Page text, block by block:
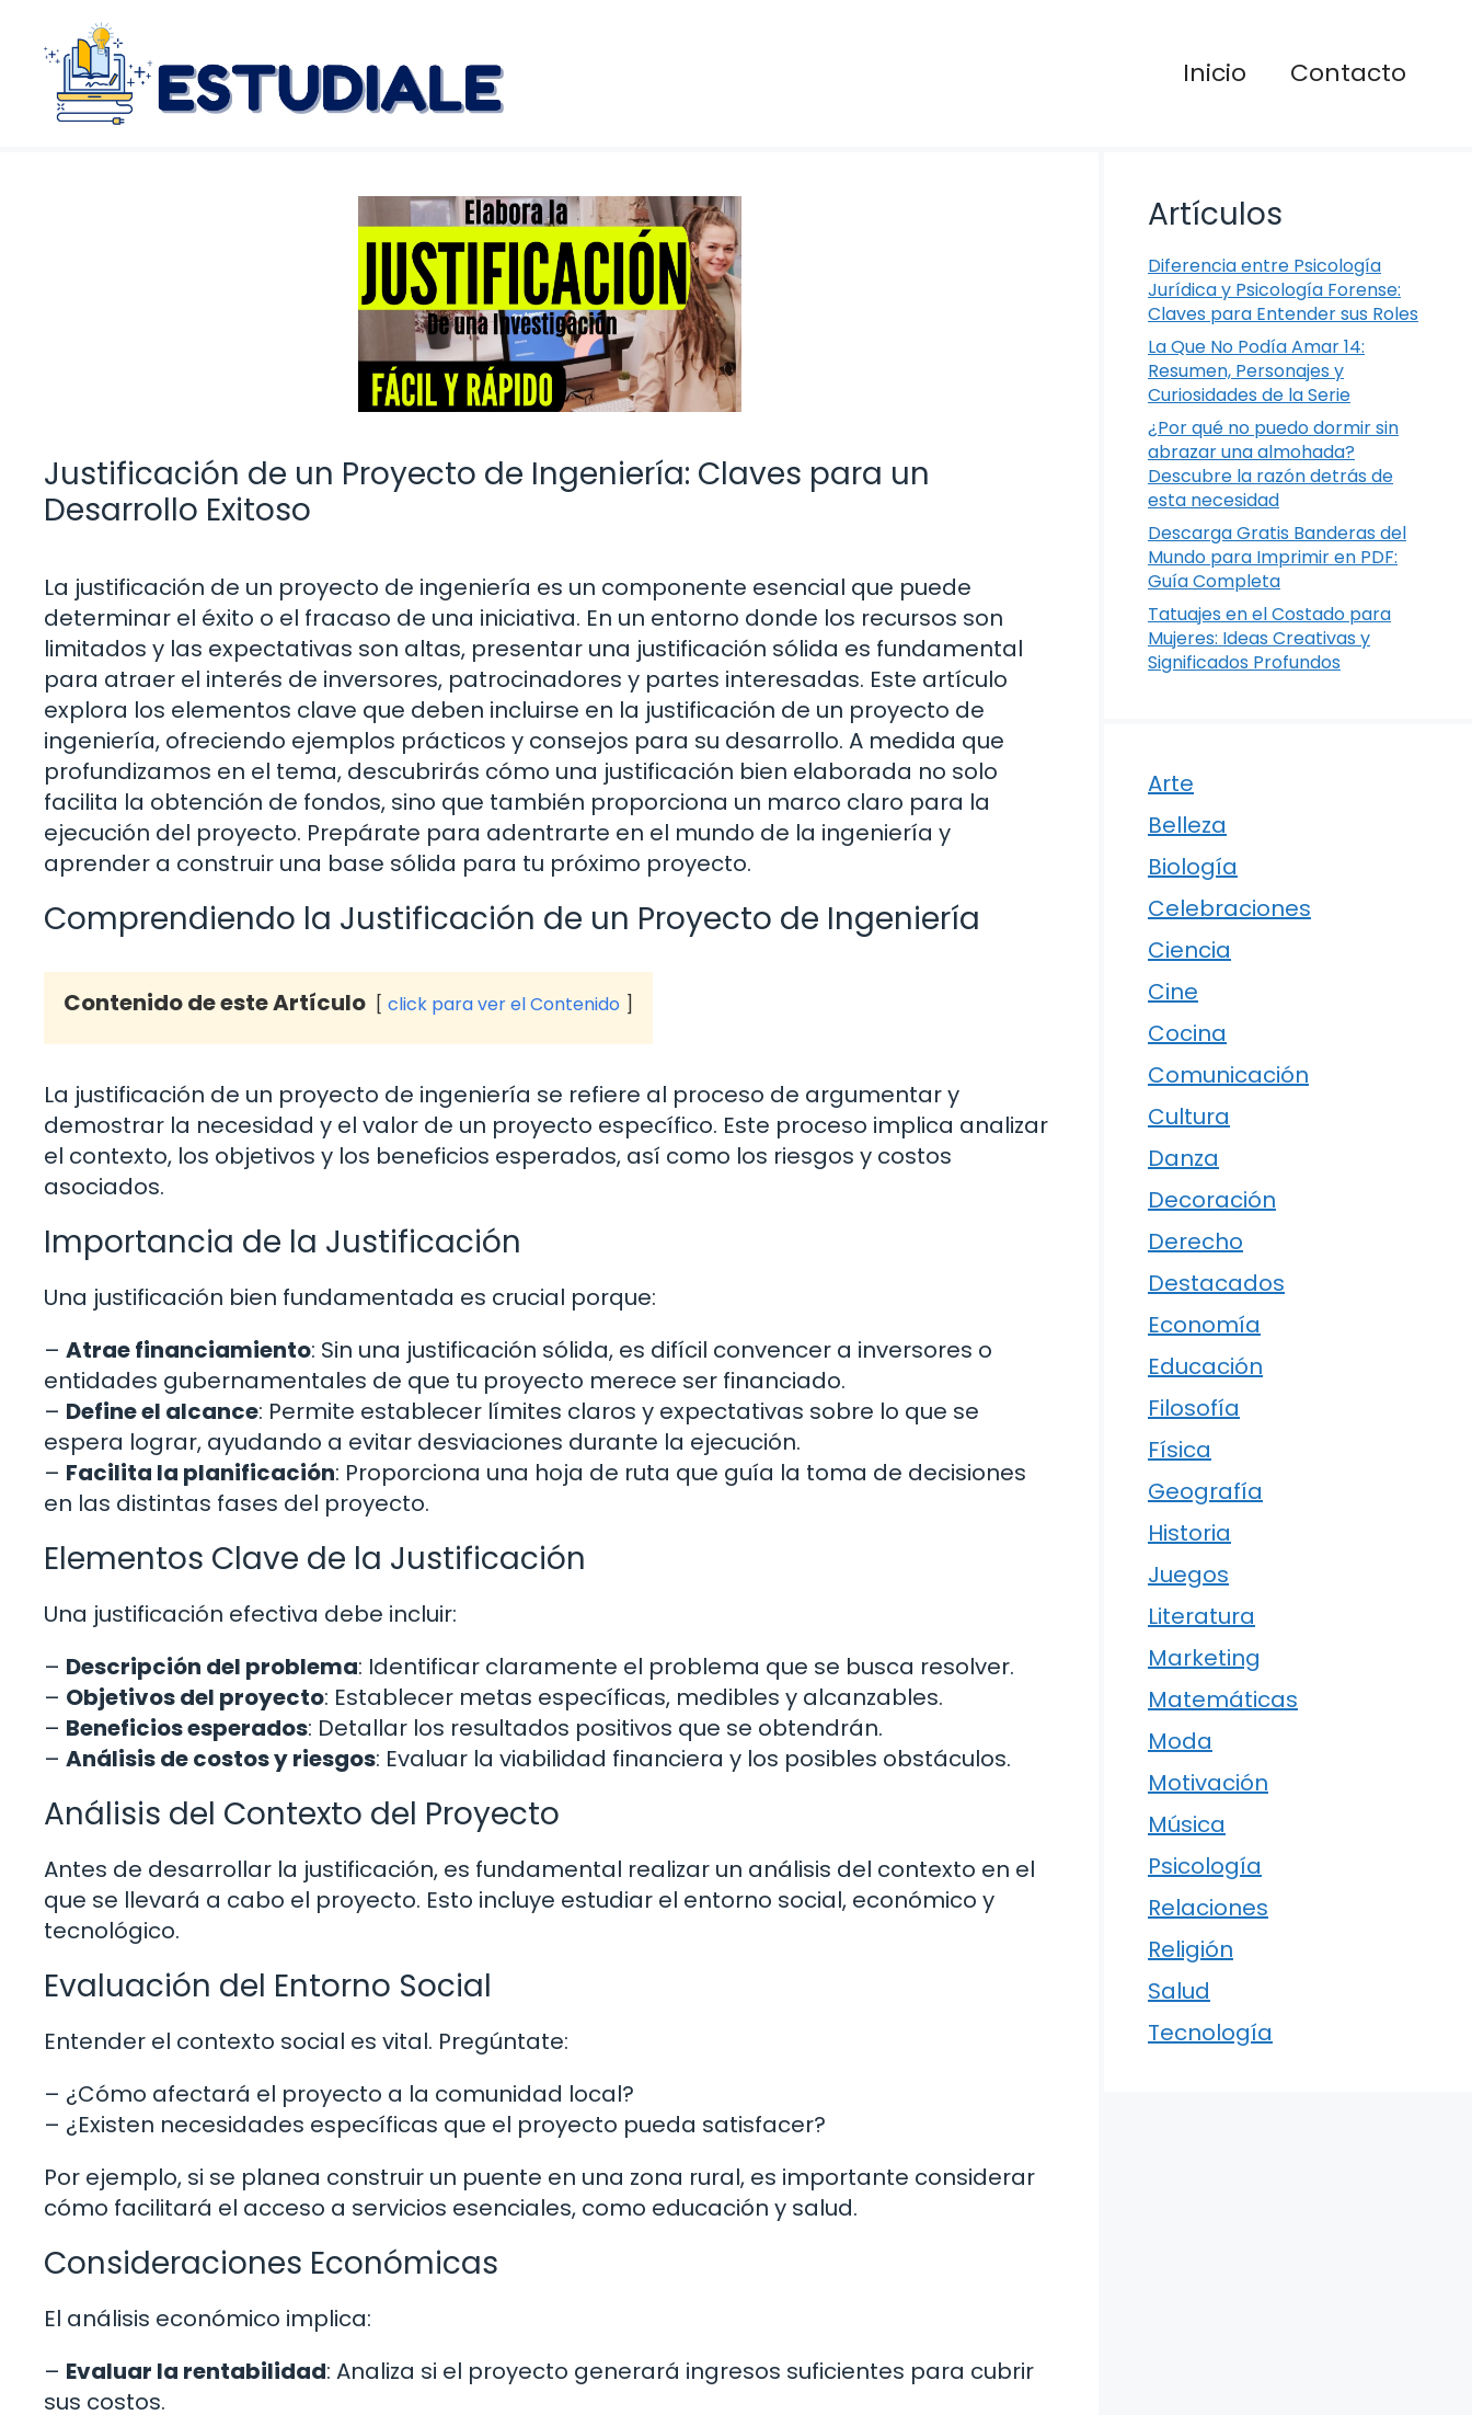
contenido
Inicio Contacto
Justificación de un Proyecto de Ingeniería: Claves para un
Desarrollo Exitoso
La justificación de un proyecto de ingeniería es un componente esencial que puede
determinar el éxito o el fracaso de una iniciativa. En un entorno donde los recursos son
limitados y las expectativas son altas, presentar una justificación sólida es fundamental
para atraer el interés de inversores, patrocinadores y partes interesadas. Este artículo
explora los elementos clave que deben incluirse en la justificación de un proyecto de
ingeniería, ofreciendo ejemplos prácticos y consejos para su desarrollo. A medida que
profundizamos en el tema, descubrirás cómo una justificación bien elaborada no solo
facilita la obtención de fondos, sino que también proporciona un marco claro para la
ejecución del proyecto. Prepárate para adentrarte en el mundo de la ingeniería y
aprender a construir una base sólida para tu próximo proyecto.
Comprendiendo la Justificación de un Proyecto de Ingeniería
Contenido de este Artículo click para ver el Contenido
La justificación de un proyecto de ingeniería se refiere al proceso de argumentar y
demostrar la necesidad y el valor de un proyecto específico. Este proceso implica analizar
el contexto, los objetivos y los beneficios esperados, así como los riesgos y costos
asociados.
Importancia de la Justificación
Una justificación bien fundamentada es crucial porque:
– Atrae financiamiento: Sin una justificación sólida, es difícil convencer a inversores o
entidades gubernamentales de que tu proyecto merece ser financiado.
– Define el alcance: Permite establecer límites claros y expectativas sobre lo que se
espera lograr, ayudando a evitar desviaciones durante la ejecución.
– Facilita la planificación: Proporciona una hoja de ruta que guía la toma de decisiones
en las distintas fases del proyecto.
Elementos Clave de la Justificación
Una justificación efectiva debe incluir:
– Descripción del problema: Identificar claramente el problema que se busca resolver.
– Objetivos del proyecto: Establecer metas específicas, medibles y alcanzables.
– Beneficios esperados: Detallar los resultados positivos que se obtendrán.
– Análisis de costos y riesgos: Evaluar la viabilidad financiera y los posibles obstáculos.
Análisis del Contexto del Proyecto
Antes de desarrollar la justificación, es fundamental realizar un análisis del contexto en el
que se llevará a cabo el proyecto. Esto incluye estudiar el entorno social, económico y
tecnológico.
Evaluación del Entorno Social
Entender el contexto social es vital. Pregúntate:
– ¿Cómo afectará el proyecto a la comunidad local?
– ¿Existen necesidades específicas que el proyecto pueda satisfacer?
Por ejemplo, si se planea construir un puente en una zona rural, es importante considerar
cómo facilitará el acceso a servicios esenciales, como educación y salud.
Consideraciones Económicas
El análisis económico implica:
– Evaluar la rentabilidad: Analiza si el proyecto generará ingresos suficientes para cubrir
sus costos.
Artículos
Diferencia entre Psicología
Jurídica y Psicología Forense:
Claves para Entender sus Roles
La Que No Podía Amar 14:
Resumen, Personajes y
Curiosidades de la Serie
¿Por qué no puedo dormir sin
abrazar una almohada?
Descubre la razón detrás de
esta necesidad
Descarga Gratis Banderas del
Mundo para Imprimir en PDF:
Guía Completa
Tatuajes en el Costado para
Mujeres: Ideas Creativas y
Significados Profundos
Arte
Belleza
Biología
Celebraciones
Ciencia
Cine
Cocina
Comunicación
Cultura
Danza
Decoración
Derecho
Destacados
Economía
Educación
Filosofía
Física
Geografía
Historia
Juegos
Literatura
Marketing
Matemáticas
Moda
Motivación
Música
Psicología
Relaciones
Religión
Salud
Tecnología